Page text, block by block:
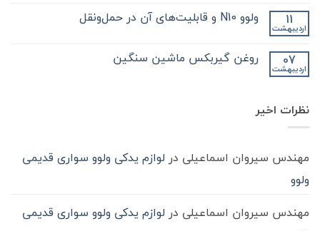
بکس
کامیون
باید
و
آشنایی
واسکازین
برای
تعویض
چه
ثبت
نشده 11
اردیبهشت
ولوو N10 و قابلیت‌های آن در حمل‌ونقل
ولوو
N10
حمل‌ونقل
نشده 07
اردیبهشت
روغن گیربکس ماشین سنگین
گیربکس
ماشیننظرات اخیر
مهندس سیروان اسماعیلی در لوازم یدکی ولوو سواری قدیمی
ولوو
مهندس سیروان اسماعیلی در لوازم یدکی ولوو سواری قدیمی